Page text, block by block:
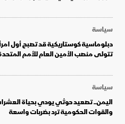
سياسة
دبلوماسية كوستاريكية قد تصبح أول
تتولى منصب الأمين العام للأمم
سياسة
اليمن.. تصعيد حوثي يودي بحياة
والقوات الحكومية ترد بضربات واسعة